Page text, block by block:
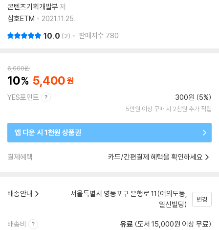
콘텐츠기획개발부 저
삼호ETM
2021.11.25.
10.0 2 판매지수 780
6,000원
10 5,400
YES포인트 300원 (5%)
5만원 이상 구매 시 2천원 추가 적립
앱 다운 시 1천원 상품권
결제혜택 카드/간편결제 혜택을 확인하세요
배송안내
서울특별시 영등포구 은행로 11(여의도동,
일신빌딩)
변경
배송비 유료 (도서 15,000원 이상 무료)